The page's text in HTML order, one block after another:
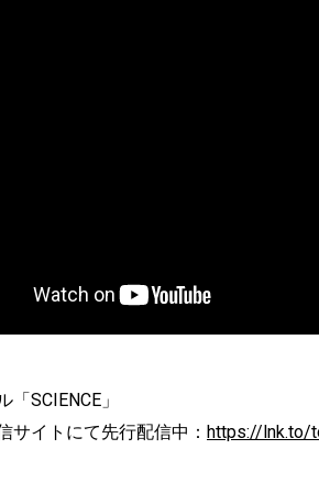
SCIENCE」
サイトにて先行配信中： https://lnk.to/